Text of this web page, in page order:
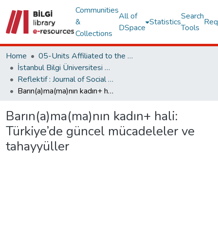
Communities
&
Collections
All of
DSpace
Statistics
Search
Tools
Home
05-Units Affiliated to the Rectorate
İstanbul Bilgi Üniversitesi Dergileri
Reflektif : Journal of Social Sciences
Barın(a)ma(ma)nın kadın+ hali: Türkiye’de güncel mücadeleler ve tahayyüller
Barın(a)ma(ma)nın kadın+ hali:
Türkiye’de güncel mücadeleler ve
tahayyüller